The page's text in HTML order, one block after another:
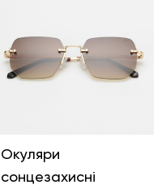
Окуляри
сонцезахисні